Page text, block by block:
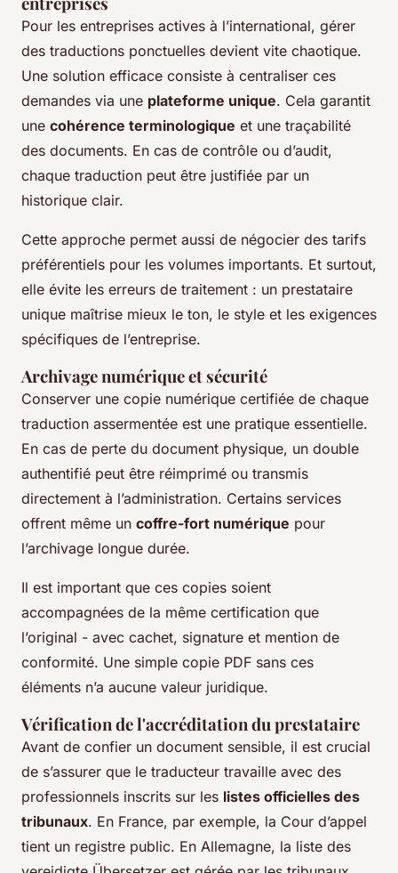
Pour les entreprises actives à l’international, gérer
des traductions ponctuelles devient vite chaotique.
Une solution efficace consiste à centraliser ces
demandes via une plateforme unique. Cela garantit
une cohérence terminologique et une traçabilité
des documents. En cas de contrôle ou d’audit,
chaque traduction peut être justifiée par un
historique clair.
Cette approche permet aussi de négocier des tarifs
préférentiels pour les volumes importants. Et surtout,
elle évite les erreurs de traitement : un prestataire
unique maîtrise mieux le ton, le style et les exigences
spécifiques de l’entreprise.
Archivage numérique et sécurité
Conserver une copie numérique certifiée de chaque
traduction assermentée est une pratique essentielle.
En cas de perte du document physique, un double
authentifié peut être réimprimé ou transmis
directement à l’administration. Certains services
offrent même un coffre-fort numérique pour
l’archivage longue durée.
Il est important que ces copies soient
accompagnées de la même certification que
l’original - avec cachet, signature et mention de
conformité. Une simple copie PDF sans ces
éléments n’a aucune valeur juridique.
Vérification de l'accréditation du prestataire
Avant de confier un document sensible, il est crucial
de s’assurer que le traducteur travaille avec des
professionnels inscrits sur les listes officielles des
tribunaux. En France, par exemple, la Cour d’appel
tient un registre public. En Allemagne, la liste des